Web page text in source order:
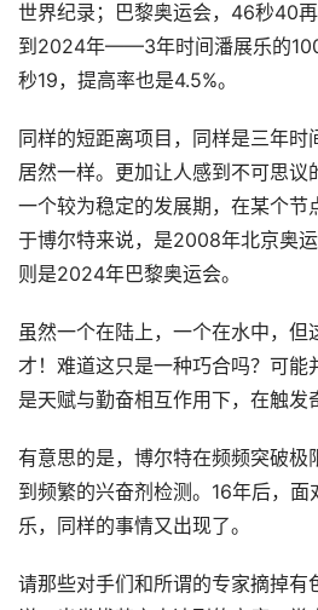
世界纪录；巴黎奥运会，46秒40
到2024年——3年时间潘展乐的
秒19，提高率也是4.5%。
同样的短距离项目，同样是三年
居然一样。更加让人感到不可思议
一个较为稳定的发展期，在某个
于博尔特来说，是2008年北京奥运
则是2024年巴黎奥运会。
虽然一个在陆上，一个在水中，但
才！难道这只是一种巧合吗？可能
是天赋与勤奋相互作用下，在触发
有意思的是，博尔特在频频突破
到频繁的兴奋剂检测。16年后，
乐，同样的事情又出现了。
请那些对手们和所谓的专家摘掉有